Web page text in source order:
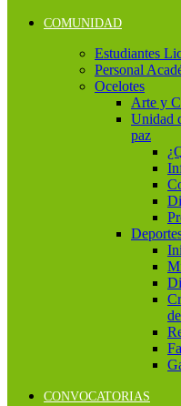
COMUNIDAD
Estudiantes
Personal
Ocelotes
Arte y
Unidad
paz
CONVOCATORIAS